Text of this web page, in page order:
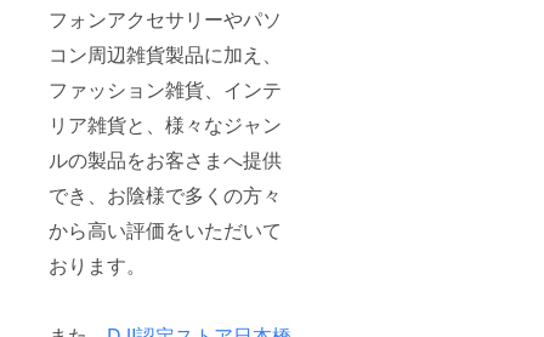
フォンアクセサリーやパソ
コン周辺雑貨製品に加え、
ファッション雑貨、インテ
リア雑貨と、様々なジャン
ルの製品をお客さまへ提供
でき、お陰様で多くの方々
から高い評価をいただいて
おります。